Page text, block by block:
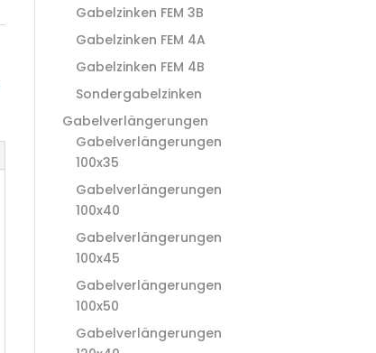
Gabelzinken FEM 3B
Gabelzinken FEM 4A
Gabelzinken FEM 4B
Sondergabelzinken
Gabelverlängerungen
Gabelverlängerungen
100x35
Gabelverlängerungen
100x40
Gabelverlängerungen
100x45
Gabelverlängerungen
100x50
Gabelverlängerungen